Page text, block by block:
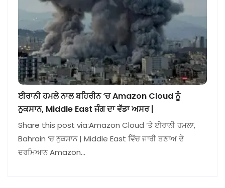
ਈਰਾਨੀ ਹਮਲੇ ਨਾਲ ਬਹਿਰੀਨ ‘ਚ Amazon Cloud ਨੂੰ
ਨੁਕਸਾਨ, Middle East ਜੰਗ ਦਾ ਵੱਡਾ ਅਸਰ |
Share this post via:Amazon Cloud ‘ਤੇ ਈਰਾਨੀ ਹਮਲਾ,
Bahrain ‘ਚ ਨੁਕਸਾਨ | Middle East ਵਿੱਚ ਜਾਰੀ ਤਣਾਅ ਦੇ
ਦਰਮਿਆਨ Amazon…